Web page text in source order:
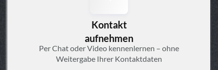
Kontakt
aufnehmen
Per Chat oder Video kennenlernen – ohne
Weitergabe Ihrer Kontaktdaten